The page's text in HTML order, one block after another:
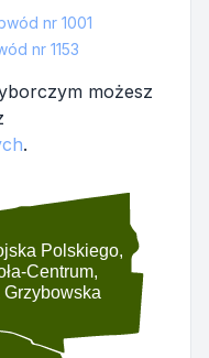
nr 1001
nr 1153
możesz
.
Polskiego,
Centrum,
Grzybowska